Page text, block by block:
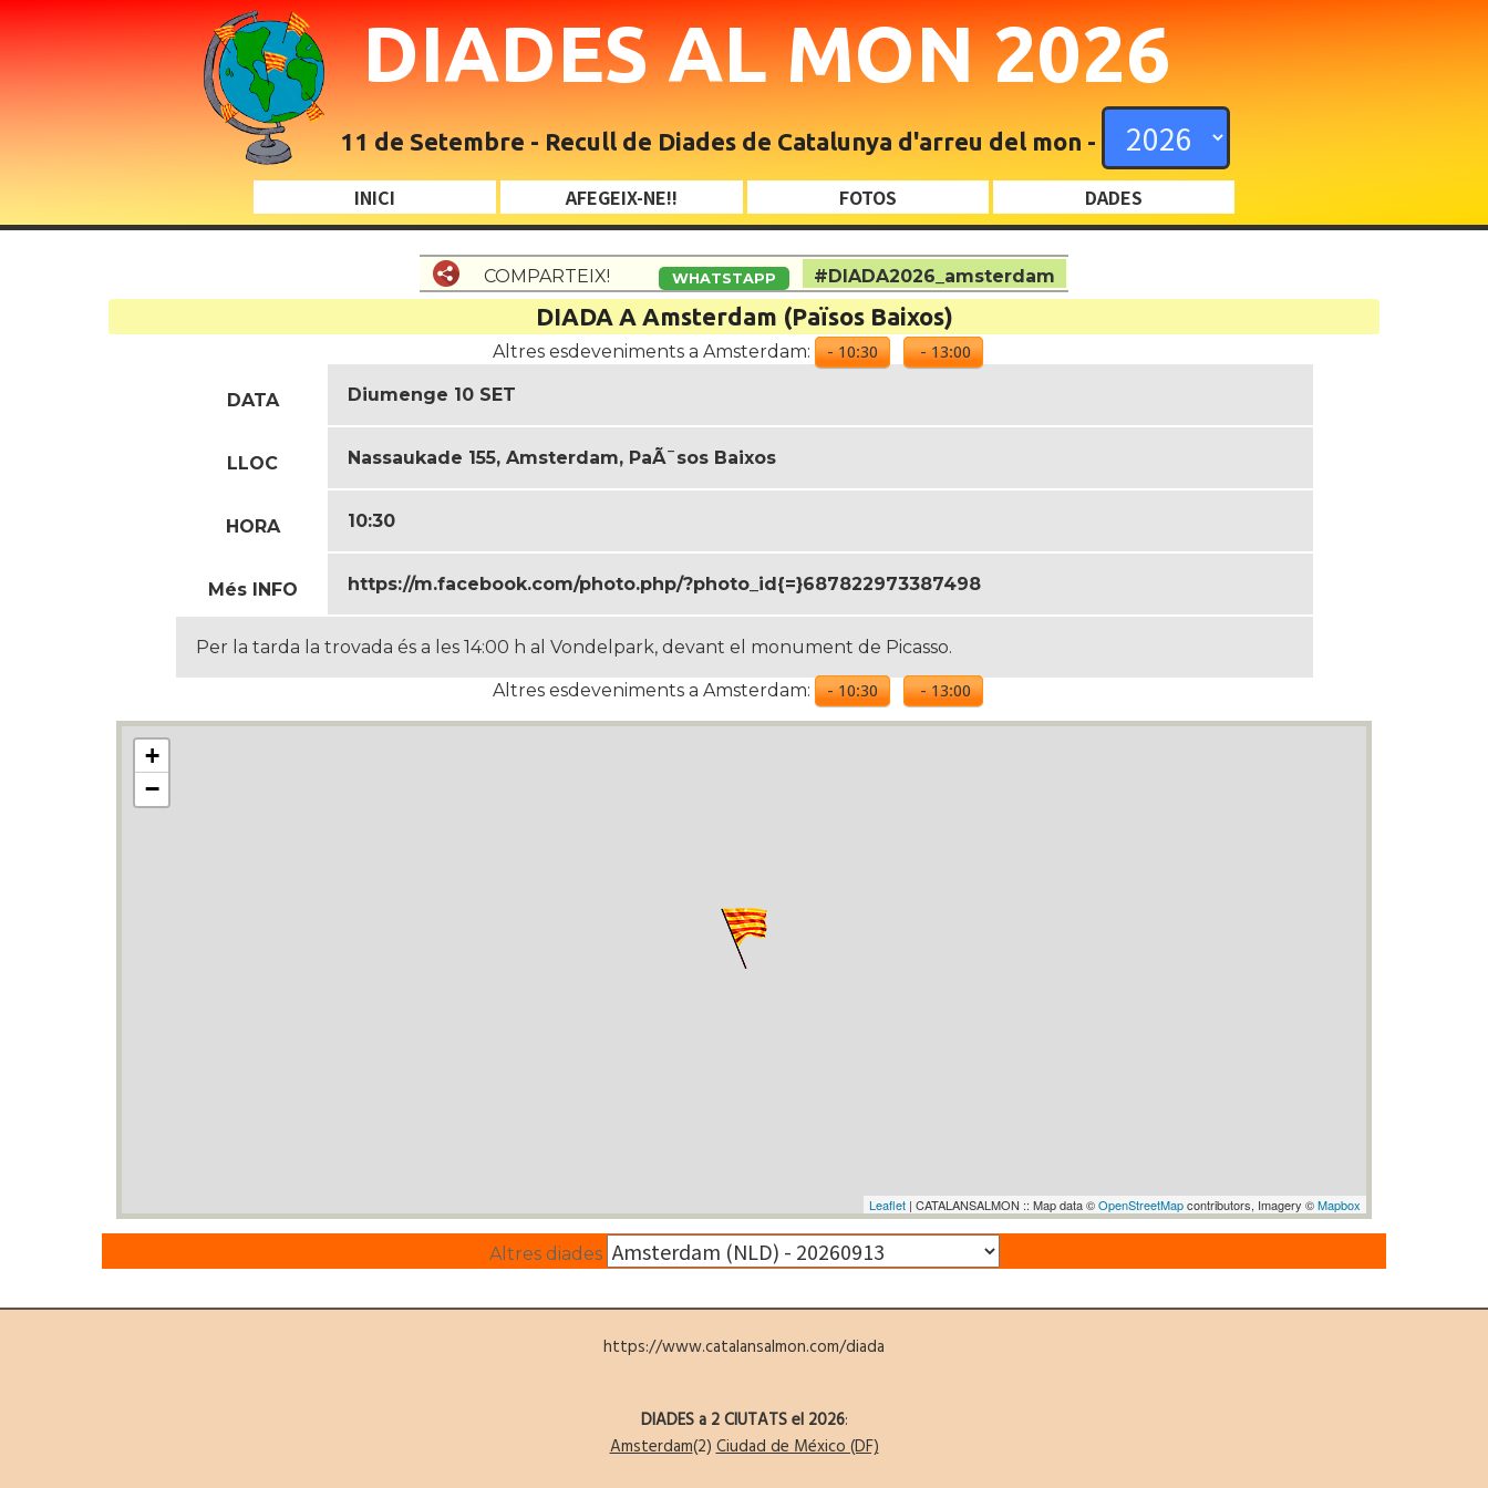
DIADES AL MON2026
11 de Setembre - Recull de Diades de Catalunya d'arreu del mon -
INICI AFEGEIX-NE!! FOTOS DADES
COMPARTEIX! WHATSTAPP #DIADA2026_amsterdam
DIADA A Amsterdam (Països Baixos)
Altres esdeveniments a Amsterdam: - 10:30 - 13:00
DATA Diumenge 10 SET
LLOC Nassaukade 155, Amsterdam, PaÃ¯sos Baixos
HORA 10:30
Més INFO https://m.facebook.com/photo.php/?photo_id{=}687822973387498
Per la tarda la trovada és a les 14:00 h al Vondelpark, devant el monument de Picasso.
Altres esdeveniments a Amsterdam: - 10:30 - 13:00
+
−
Leaflet | CATALANSALMON :: Map data ©OpenStreetMapcontributors, Imagery ©Mapbox
Altres diades
https://www.catalansalmon.com/diada
DIADES a 2 CIUTATS el 2026:
Amsterdam(2)Ciudad de México (DF)